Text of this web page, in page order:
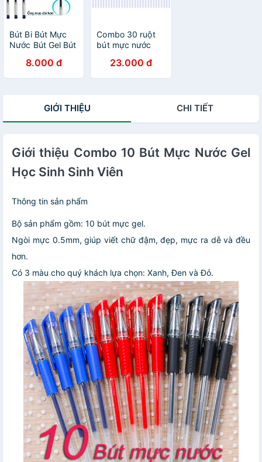
Bút Bi Bút Mực
Nước Bút Gel Bút
Đen Đỏ Tím Giao
Hỏa Tốc Văn
8.000 đ
Combo 30 ruột
bút mực nước
viên23.000 đ
GIỚI THIỆU CHI TIẾT
Giới thiệu Combo 10 Bút Mực Nước Gel
Học Sinh Sinh Viên
Thông tin sản phẩm
Bộ sản phẩm gồm: 10 bút mực gel.
Ngòi mực 0.5mm, giúp viết chữ đậm, đẹp, mực ra dễ và đều
hơn.
Có 3 màu cho quý khách lựa chọn: Xanh, Đen và Đỏ.